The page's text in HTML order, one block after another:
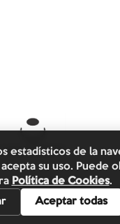
de la
su uso.
Política de Cookies.
Aceptar todas